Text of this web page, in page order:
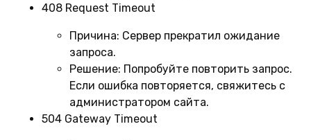
408 Request Timeout
Причина: Сервер прекратил ожидание
запроса.
Решение: Попробуйте повторить запрос.
Если ошибка повторяется, свяжитесь с
администратором сайта.
504 Gateway Timeout